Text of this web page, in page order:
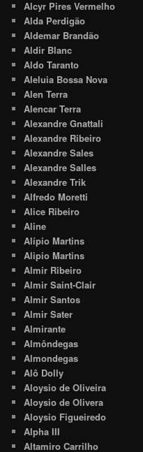
Alcyr Pires Vermelho
Alda Perdigão
Aldemar Brandão
Aldir Blanc
Aldo Taranto
Aleluia Bossa Nova
Alen Terra
Alencar Terra
Alexandre Gnattali
Alexandre Ribeiro
Alexandre Sales
Alexandre Salles
Alexandre Trik
Alfredo Moretti
Alice Ribeiro
Aline
Alípio Martins
Alipio Martins
Almir Ribeiro
Almir Saint-Clair
Almir Santos
Almir Sater
Almirante
Almôndegas
Almondegas
Alô Dolly
Aloysio de Oliveira
Aloysio de Olivera
Aloysio Figueiredo
Alpha III
Altamiro Carrilho